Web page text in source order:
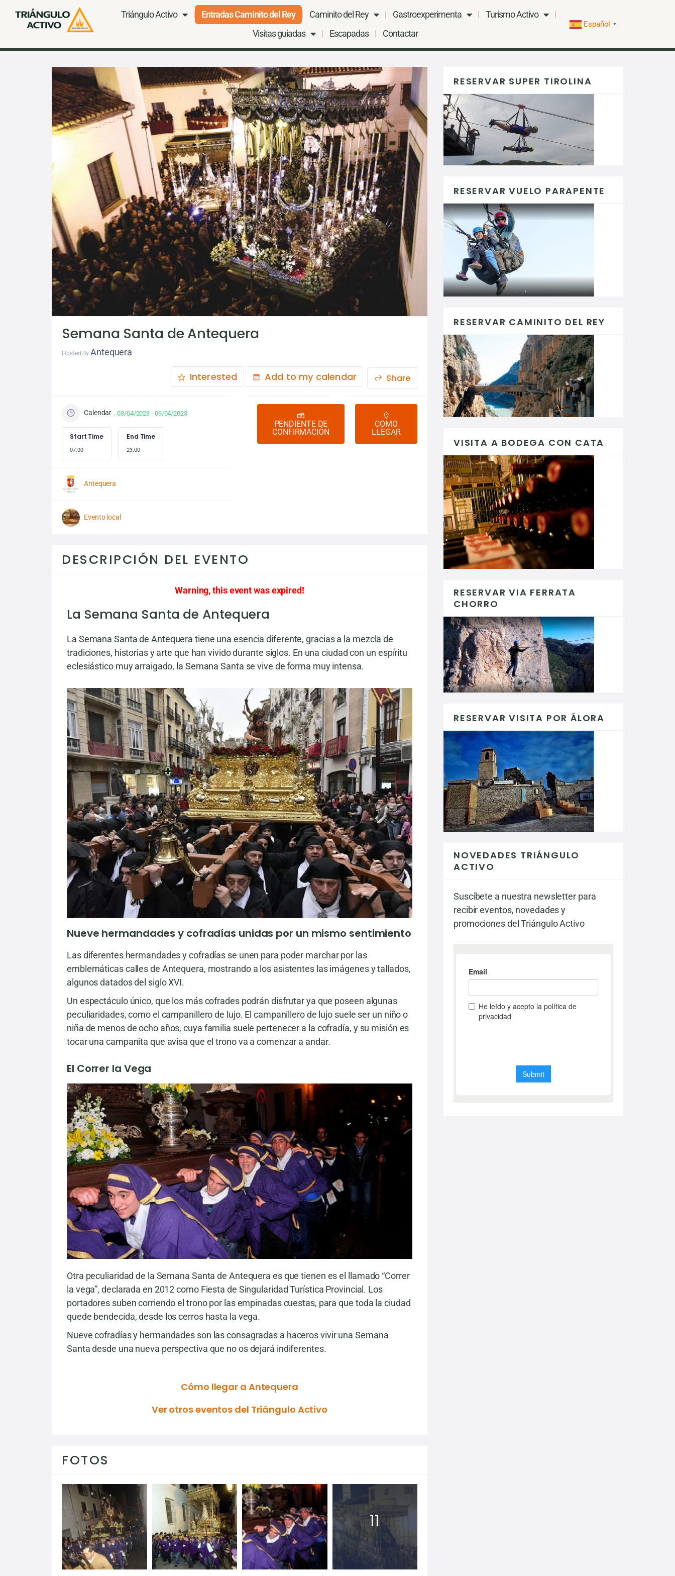
Triángulo Activo Entradas Caminito del Rey Caminito del Rey Gastroexperimenta
Turismo Activo
Visitas guiadas
Escapadas Contactar
Español ▼
Semana Santa de Antequera
Hosted By Antequera
Interested Add to my calendar Share
Calendar 03/04/2023 - 09/04/2023
Start Time
07:00
End Time
23:00
PENDIENTE DE
CONFIRMACIÓN
COMO
LLEGAR
Antequera
Evento local
DESCRIPCIÓN DEL EVENTO
Warning, this event was expired!
La Semana Santa de Antequera
La Semana Santa de Antequera tiene una esencia diferente, gracias a la mezcla de
tradiciones, historias y arte que han vivido durante siglos. En una ciudad con un espíritu
eclesiástico muy arraigado, la Semana Santa se vive de forma muy intensa.
Nueve hermandades y cofradías unidas por un mismo sentimiento
Las diferentes hermandades y cofradías se unen para poder marchar por las
emblemáticas calles de Antequera, mostrando a los asistentes las imágenes y tallados,
algunos datados del siglo XVI.
Un espectáculo único, que los más cofrades podrán disfrutar ya que poseen algunas
peculiaridades, como el campanillero de lujo. El campanillero de lujo suele ser un niño o
niña de menos de ocho años, cuya familia suele pertenecer a la cofradía, y su misión es
tocar una campanita que avisa que el trono va a comenzar a andar.
El Correr la Vega
Otra peculiaridad de la Semana Santa de Antequera es que tienen es el llamado “Correr
la vega”, declarada en 2012 como Fiesta de Singularidad Turística Provincial. Los
portadores suben corriendo el trono por las empinadas cuestas, para que toda la ciudad
quede bendecida, desde los cerros hasta la vega.
Nueve cofradías y hermandades son las consagradas a haceros vivir una Semana
Santa desde una nueva perspectiva que no os dejará indiferentes.
Cómo llegar a Antequera
Ver otros eventos del Triángulo Activo
FOTOS
11
Photos
RESERVAR SUPER TIROLINA
RESERVAR VUELO PARAPENTE
RESERVAR CAMINITO DEL REY
VISITA A BODEGA CON CATA
RESERVAR VIA FERRATA
CHORRO
RESERVAR VISITA POR ÁLORA
NOVEDADES TRIÁNGULO
ACTIVO
Suscíbete a nuestra newsletter para
recibir eventos, novedades y
promociones del Triángulo Activo